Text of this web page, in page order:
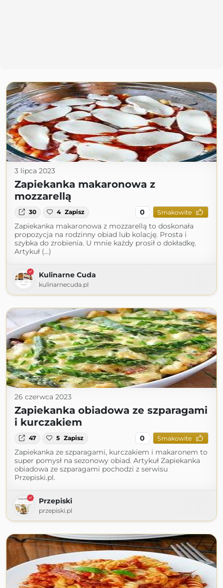
3 lipca 2023
Zapiekanka makaronowa z
mozzarellą
30 4 Zapisz 0 Smakowite
Zapiekanka makaronowa z mozzarellą to doskonała
propozycja na rodzinny obiad lub kolację. Prosta i
szybka do zrobienia. U mnie każdy prosił o dokładkę.
Artykuł (...)
Kulinarne Cuda
kulinarnecuda.pl
26 czerwca 2023
Zapiekanka obiadowa ze szparagami
i kurczakiem
47 5 Zapisz 0 Smakowite
Zapiekanka ze szparagami, kurczakiem i makaronem to
super pomysł na sezonowy obiad. Artykuł Zapiekanka
obiadowa ze szparagami pochodzi z serwisu
Przepiski.pl.
Przepiski
przepiski.pl